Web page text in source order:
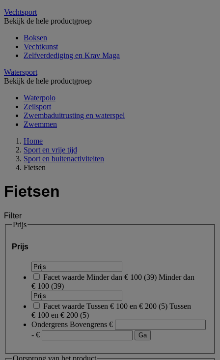
Vechtsport
Bekijk de hele productgroep
Boksen
Vechtkunst
Zelfverdediging en Krav Maga
Watersport
Bekijk de hele productgroep
Waterpolo
Zeilsport
Zwembaduitrusting en waterspel
Zwemmen
Home
Sport en vrije tijd
Sport en buitenactiviteiten
Fietsen
Fietsen
Filter
Prijs
Prijs
Facet waarde Minder dan € 100 (39) Minder dan
€ 100 (39)
Facet waarde Tussen € 100 en € 200 (5) Tussen
€ 100 en € 200 (5)
Ondergrens Bovengrens €
- €
Oorsprong van het product